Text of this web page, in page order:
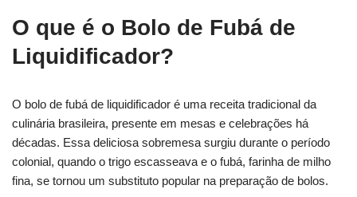
O que é o Bolo de Fubá de
Liquidificador?
O bolo de fubá de liquidificador é uma receita tradicional da
culinária brasileira, presente em mesas e celebrações há
décadas. Essa deliciosa sobremesa surgiu durante o período
colonial, quando o trigo escasseava e o fubá, farinha de milho
fina, se tornou um substituto popular na preparação de bolos.